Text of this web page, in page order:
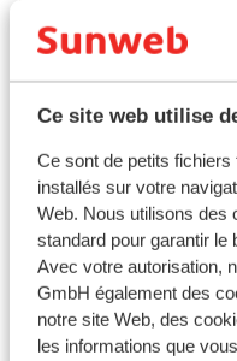
Ce site web utilise
Ce sont de petits
installés sur votre
Web. Nous utilisons des
standard pour garantir le
Avec votre autorisation,
GmbH également des
notre site Web, des
les informations que
Téléskis
Séjours